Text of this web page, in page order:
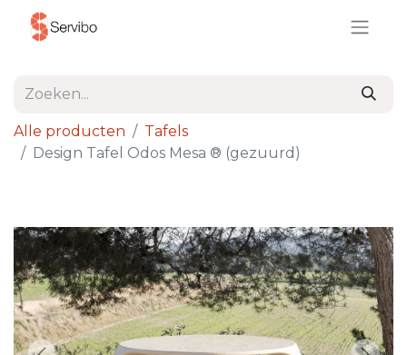
Alle producten
Tafels
Design Tafel Odos Mesa ® (gezuurd)